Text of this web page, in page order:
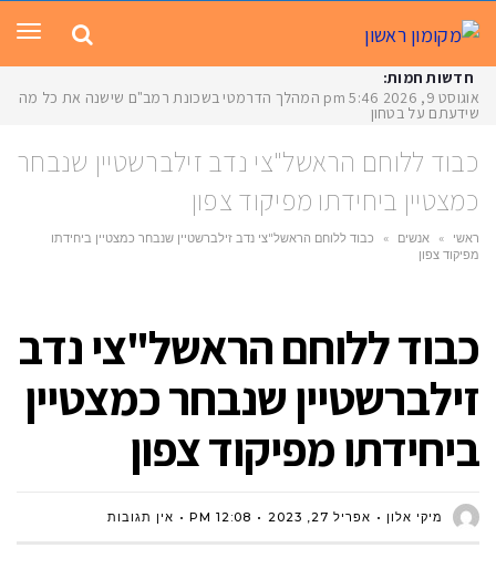
חדשות חמות:
אוגוסט 9, 2026
5:46 pm המהלך הדרמטי בשכונת רמב"ם שישנה את כל מה
שידעתם על בטחון
כבוד ללוחם הראשל"צי נדב זילברשטיין שנבחר
כמצטיין ביחידתו מפיקוד צפון
ראשי » אנשים »
כבוד ללוחם הראשל"צי נדב זילברשטיין שנבחר כמצטיין ביחידתו
מפיקוד צפון
כבוד ללוחם הראשל"צי נדב
זילברשטיין שנבחר כמצטיין
ביחידתו מפיקוד צפון
מיקי אלון אפריל 27, 2023 12:08 PM אין תגובות